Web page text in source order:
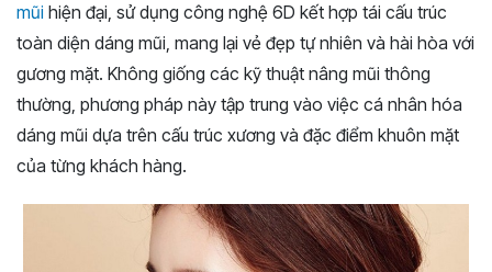
mũi hiện đại, sử dụng công nghệ 6D kết hợp tái cấu trúc
toàn diện dáng mũi, mang lại vẻ đẹp tự nhiên và hài hòa với
gương mặt. Không giống các kỹ thuật nâng mũi thông
thường, phương pháp này tập trung vào việc cá nhân hóa
dáng mũi dựa trên cấu trúc xương và đặc điểm khuôn mặt
của từng khách hàng.